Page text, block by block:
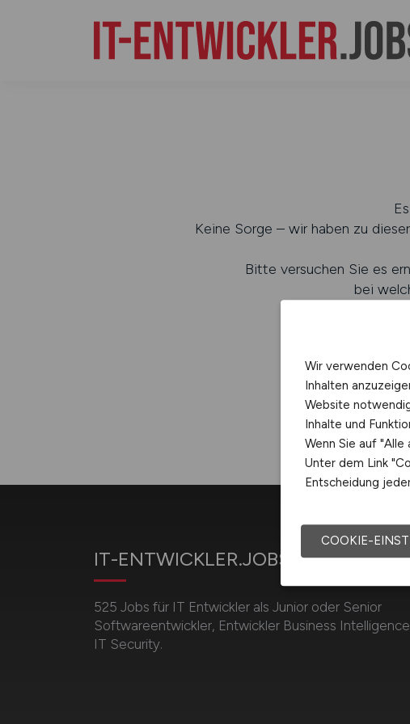
Keine Sorge – wir haben zu
Bitte versuchen Sie es
bei
IT-ENTWICKLER.JOBS
525 Jobs für IT Entwickler als Junior oder Senior
Softwareentwickler, Entwickler Business
IT Security.
Wir verwenden
Inhalten
Website
Inhalte und
Wenn Sie auf
Unter dem Link
Entscheidung
COOKIE-